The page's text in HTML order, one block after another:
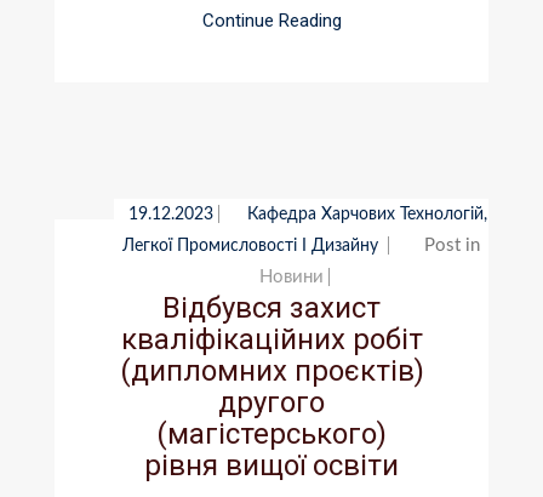
Continue Reading
19.12.2023
Кафедра Харчових Технологій,
Легкої Промисловості І Дизайну
Post in
Новини
Відбувся захист
кваліфікаційних робіт
(дипломних проєктів)
другого
(магістерського)
рівня вищої освіти